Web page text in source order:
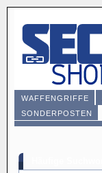
WAFFENGRIFFE
SONDERPOSTEN